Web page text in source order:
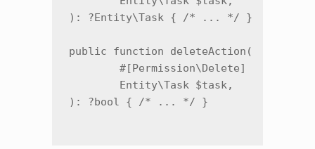
): ?Entity\Task { /* ... */ }
public function deleteAction(
): ?bool { /* ... */ }